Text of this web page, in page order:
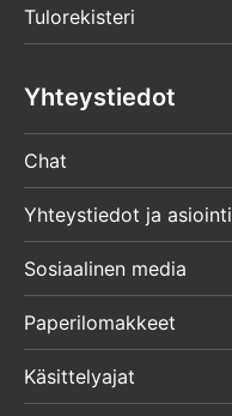
Tulorekisteri
Yhteystiedot
Chat
Yhteystiedot ja asiointi
Sosiaalinen media
Paperilomakkeet
Käsittelyajat